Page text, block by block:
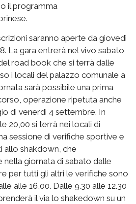
il programma
saranno aperte da giovedì
La gara entrerà nel vivo sabato
road book che si terrà dalle
i locali del palazzo comunale a
sarà possibile una prima
operazione ripetuta anche
di venerdì 4 settembre. In
20,00 si terrà nei locali di
sessione di verifiche sportive e
allo shakdown, che
nella giornata di sabato dalle
per tutti gli altri le verifiche sono
alle 16,00. Dalle 9.30 alle 12.30
il via lo shakedown su un